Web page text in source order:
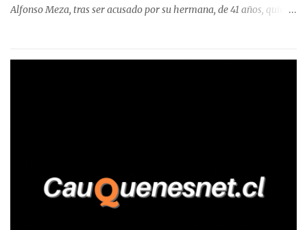
Alfonso Meza, tras ser acusado por su hermana, de 41 años, quien
relató que los hechos ocurrieron cerca de las 11:30 horas en el
trabajadores, el edil descendió del vehículo y, en medio de la
confrontación, la habría tomado de los hombros, empujado al
suelo y agredido con golpes de pies y manos, mientr...